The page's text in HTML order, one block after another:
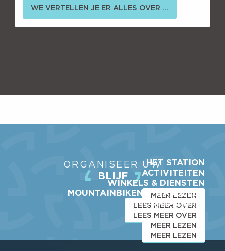
WE VERTELLEN JE ER ALLES OVER ...
ORGANISEER UW
BLIJF
HET STATION
MEER LEZEN
ACTIVITEITEN
LEES MEER OVER
WINKELS & DIENSTEN
LEES MEER OVER
MOUNTAINBIKEN & WANDELEN
MEER LEZEN
MOUNTAINBIKE
MEER LEZEN